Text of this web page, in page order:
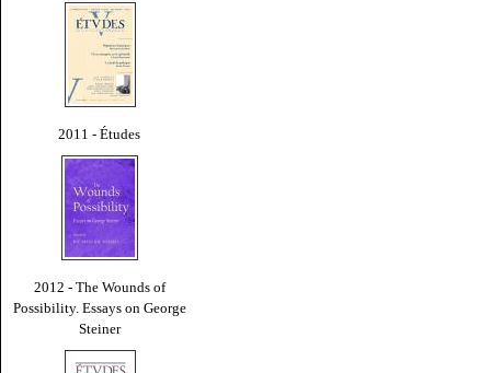
2011 - Études
2012 - The Wounds of
Possibility. Essays on George
Steiner